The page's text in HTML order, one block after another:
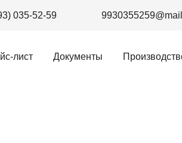
035-52-59
лист Документы